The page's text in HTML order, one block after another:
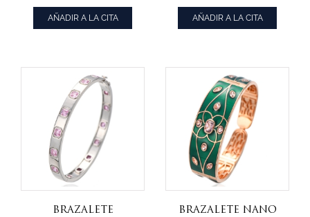
cúbica blanca
redonda y baño
AÑADIR A LA CITA
bangle
AÑADIR A LA CITA
Brazalete
Brazalete nano